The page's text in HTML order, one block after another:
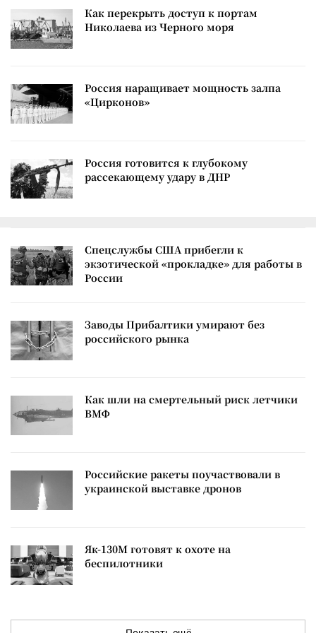
Как перекрыть доступ к портам
Николаева из Черного моря
Россия наращивает мощность залпа
«Цирконов»
Россия готовится к глубокому
рассекающему удару в ДНР
Спецслужбы США прибегли к
экзотической «прокладке» для работы в
России
Заводы Прибалтики умирают без
российского рынка
Как шли на смертельный риск летчики
ВМФ
Российские ракеты поучаствовали в
украинской выставке дронов
Як-130М готовят к охоте на
беспилотники